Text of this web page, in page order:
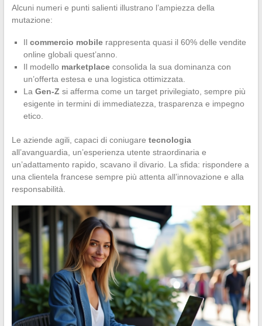
Alcuni numeri e punti salienti illustrano l’ampiezza della
mutazione:
Il commercio mobilerappresenta quasi il 60% delle vendite
online globali quest’anno.
Il modello marketplaceconsolida la sua dominanza con
un’offerta estesa e una logistica ottimizzata.
La Gen-Z si afferma come un target privilegiato, sempre più
esigente in termini di immediatezza, trasparenza e impegno
etico.
Le aziende agili, capaci di coniugare tecnologia
all’avanguardia, un’esperienza utente straordinaria e
un’adattamento rapido, scavano il divario. La sfida: rispondere a
una clientela francese sempre più attenta all’innovazione e alla
responsabilità.